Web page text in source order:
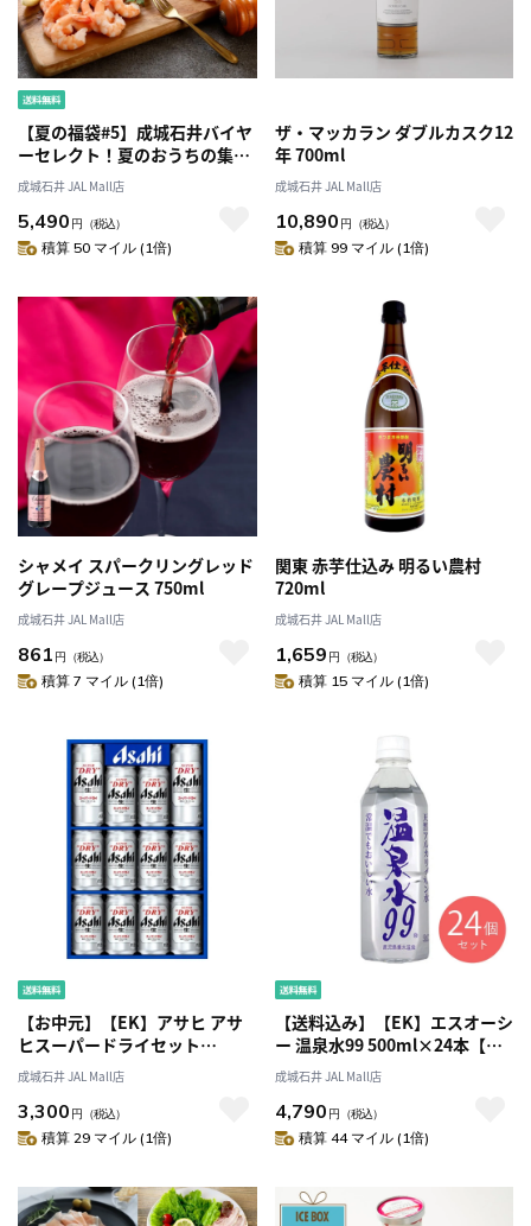
【夏の福袋#5】成城石井バイヤ
ーセレクト！夏のおうちの集ま
りに！おすすめオードブルセッ
ト | D+2
成城石井 JAL Mall店
5,490 円 （税込）
積算 50 マイル (1倍)
ザ・マッカラン ダブルカスク12
年 700ml
成城石井 JAL Mall店
10,890 円 （税込）
積算 99 マイル (1倍)
シャメイ スパークリングレッド
グレープジュース 750ml
成城石井 JAL Mall店
861 円 （税込）
積算 7 マイル (1倍)
関東 赤芋仕込み 明るい農村
720ml
成城石井 JAL Mall店
1,659 円 （税込）
積算 15 マイル (1倍)
【お中元】【EK】アサヒ アサ
ヒスーパードライセット
350ml×10缶・500ml×2缶入
AS-3N
成城石井 JAL Mall店
3,300 円 （税込）
積算 29 マイル (1倍)
【送料込み】【EK】エスオーシ
ー 温泉水99 500ml×24本【ケ
ース販売】
成城石井 JAL Mall店
4,790 円 （税込）
積算 44 マイル (1倍)